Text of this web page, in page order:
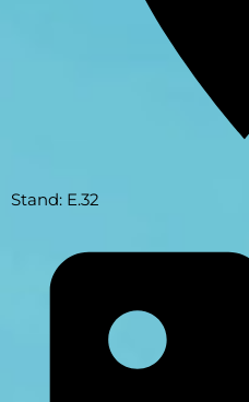
Stand: E.32